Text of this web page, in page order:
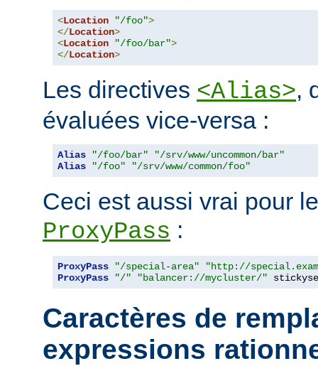
<Location "/foo">
</Location>
<Location "/foo/bar">
</Location>
Les directives <Alias>,
évaluées vice-versa :
Alias "/foo/bar"
"/srv/www/uncommon/bar"
Alias
"/foo" "/srv/www/common/foo"
Ceci est aussi vrai pour
ProxyPass :
ProxyPass "/special-area"
"http://
ProxyPass
"/" "balancer://mycluster/"
Caractères de
expressions